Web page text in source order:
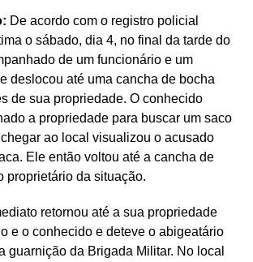
De acordo com o registro policial
o sábado, dia 4, no final da tarde do
de um funcionário e um
deslocou até uma cancha de bocha
de sua propriedade. O conhecido
a propriedade para buscar um saco
ao local visualizou o acusado
Ele então voltou até a cancha de
proprietário da situação.
retornou até a sua propriedade
e o conhecido e deteve o abigeatário
guarnição da Brigada Militar. No local